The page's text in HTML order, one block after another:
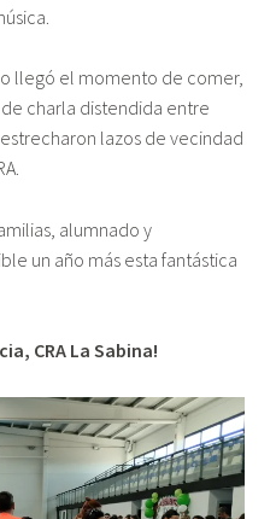
llegó el momento de comer,
charla distendida entre
lazos de vecindad
alumnado y
un año más esta fantástica
CRA La Sabina!